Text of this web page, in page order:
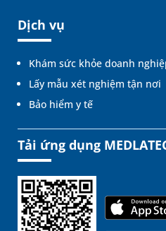
Dịch vụ
Khám sức khỏe doanh
Lấy mẫu xét nghiệm tận nơi
Bảo hiểm y tế
Tải ứng dụng